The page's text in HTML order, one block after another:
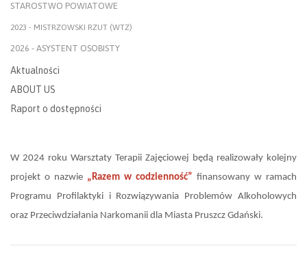
STAROSTWO POWIATOWE
2023 - MISTRZOWSKI RZUT (WTZ)
2026 - ASYSTENT OSOBISTY
Aktualności
ABOUT US
Raport o dostępności
W 2024 roku Warsztaty Terapii Zajęciowej będą realizowały kolejny
projekt o nazwie „Razem w codzienność” finansowany w ramach
Programu Profilaktyki i Rozwiązywania Problemów Alkoholowych
oraz Przeciwdziałania Narkomanii dla Miasta Pruszcz Gdański.